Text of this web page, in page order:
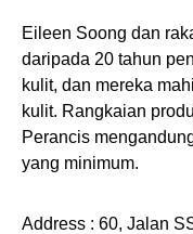
Eileen Soong dan
daripada 20 tahun
kulit, dan mereka
kulit. Rangkaian
Perancis
yang minimum.
Address : 60, Jalan